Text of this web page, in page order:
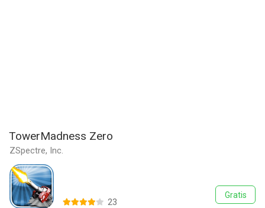
TowerMadness Zero
ZSpectre, Inc.
Gratis
23